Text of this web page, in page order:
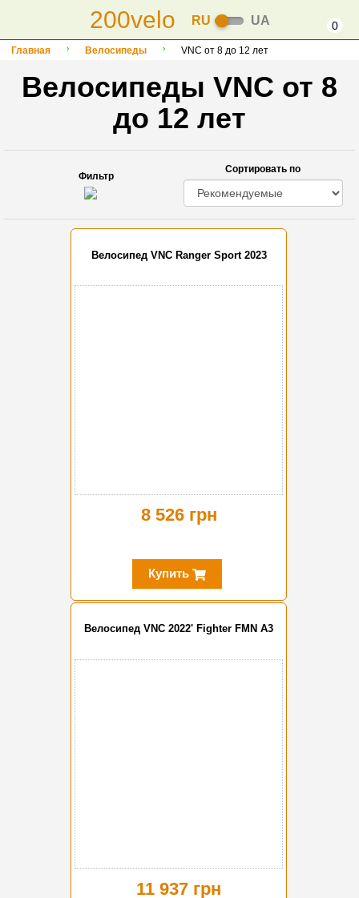
200velo RU UA 0
Главная Велосипеды VNC от 8 до 12 лет
Велосипеды VNC от 8
до 12 лет
Фильтр
Сортировать по
Велосипед VNC Ranger Sport 2023
8 526 грн
Купить
Велосипед VNC 2022' Fighter FMN A3
11 937 грн